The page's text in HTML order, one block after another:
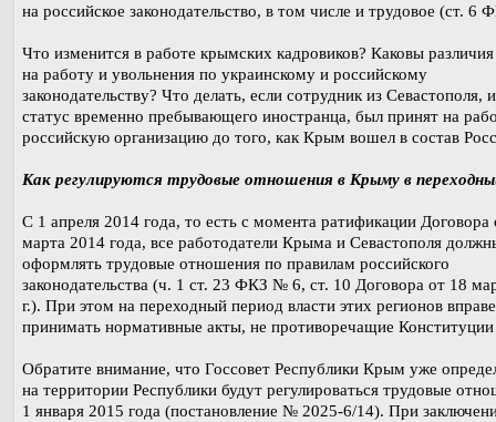
на российское законодательство, в том числе и трудовое (ст.
Что изменится в работе крымских кадровиков? Каковы
на работу и увольнения по украинскому и российскому
законодательству? Что делать, если сотрудник из Севастополя,
статус временно пребывающего иностранца, был принят на
российскую организацию до того, как Крым вошел в состав
Как регулируются трудовые отношения в Крыму в
С 1 апреля 2014 года, то есть с момента ратификации Договора
марта 2014 года, все работодатели Крыма и Севастополя
оформлять трудовые отношения по правилам российского
законодательства (ч. 1 ст. 23 ФКЗ № 6, ст. 10 Договора от 18
г.). При этом на переходный период власти этих регионов вправе
принимать нормативные акты, не противоречащие
Обратите внимание, что Госсовет Республики Крым уже
на территории Республики будут регулироваться трудовые
1 января 2015 года (постановление № 2025-6/14). При